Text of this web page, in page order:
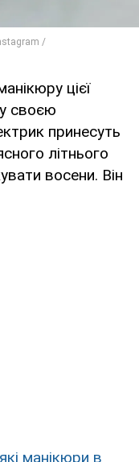
цієї
своєю
принесуть
літнього
восени. Він
які манікюри в